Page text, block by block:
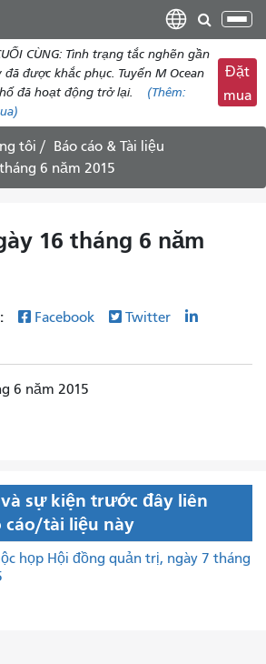
dung
CÙNG: Tình trạng tắc nghẽn gần
được khắc phục. Tuyến M Ocean
đã hoạt động trở lại.
(Thêm:
Đặt
mua
tôi
Báo cáo & Tài liệu
6 năm 2015
16 tháng 6 năm
Facebook
Twitter
6 năm 2015
và sự kiện trước đây liên
cáo/tài liệu này
họp Hội đồng quản trị, ngày 7 tháng